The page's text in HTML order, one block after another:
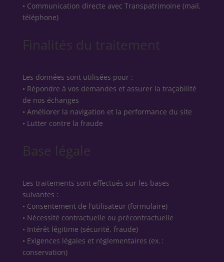
• Communication directe avec Transpatrimoine (mail,
téléphone)
Finalités du traitement
Les données sont utilisées pour :
• Répondre à vos demandes et assurer la traçabilité
de nos échanges
• Améliorer la navigation et la performance du site
• Lutter contre la fraude
Base légale
Les traitements sont effectués sur les bases
suivantes :
• Consentement de l’utilisateur (formulaire)
• Nécessité contractuelle ou précontractuelle
• Intérêt légitime (sécurité, fraude)
• Exigences légales et réglementaires (ex. :
conservation)